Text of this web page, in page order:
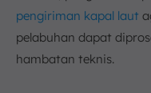
pengiriman kapal laut
pelabuhan dapat
hambatan teknis.